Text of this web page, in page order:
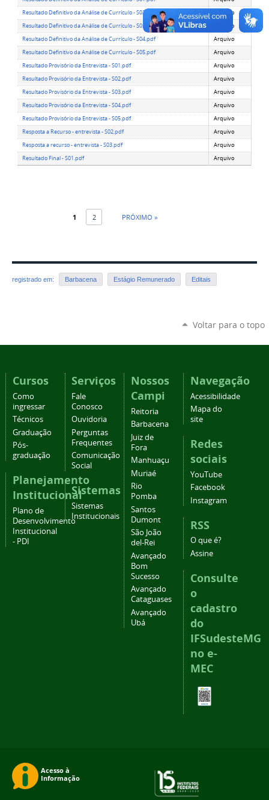
Resultado Definitivo da Análise de Currículo - S02.pdf
Arquivo
Resultado Definitivo da Análise de Currículo - S03.pdf
Arquivo
Resultado Definitivo da Análise de Currículo - S04.pdf
Arquivo
Resultado Definitivo da Análise de Currículo - S05.pdf
Arquivo
Resultado Provisório da Entrevista - S01.pdf
Arquivo
Resultado Provisório da Entrevista - S02.pdf
Arquivo
Resultado Provisório da Entrevista - S03.pdf
Arquivo
Resultado Provisório da Entrevista - S04.pdf
Arquivo
Resultado Provisório da Entrevista - S05.pdf
Arquivo
Resposta a Recurso - entrevista - S02.pdf
Arquivo
Resposta a recurso - entrevista - S03.pdf
Arquivo
Resultado Final - S01.pdf
Arquivo
1 2 PRÓXIMO »
registrado em: Barbacena Estágio Remunerado Editais
Voltar para o topo
Cursos
Como
ingressar
Técnicos
Graduação
Pós-
graduação
Planejamento
Institucional
Plano de
Desenvolvimento
Institucional
- PDI
Serviços
Fale
Conosco
Ouvidoria
Perguntas
Frequentes
Comunicação
Social
Sistemas
Sistemas
Institucionais
Nossos
Campi
Reitoria
Barbacena
Juiz de
Fora
Manhuaçu
Muriaé
Rio
Pomba
Santos
Dumont
São João
del-Rei
Avançado
Bom
Sucesso
Avançado
Cataguases
Avançado
Ubá
Navegação
Acessibilidade
Mapa do
site
Redes
sociais
YouTube
Facebook
Instagram
RSS
O que é?
Assine
Consulte
o
cadastro
do
IFSudesteMG
no e-
MEC